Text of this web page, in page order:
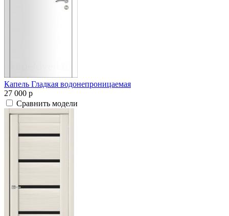
Капель Гладкая водонепроницаемая
27 000 p
Сравнить модели